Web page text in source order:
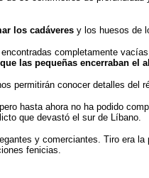
los cadáveres y los huesos de
completamente
las pequeñas encerraban el
permitirán conocer detalles
hasta ahora no ha podido
que devastó el sur de Líbano.
y comerciantes. Tiro era
fenicias.